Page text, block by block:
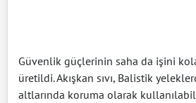
Güvenlik güçlerinin saha da işini
üretildi. Akışkan sıvı, Balistik
altlarında koruma olarak